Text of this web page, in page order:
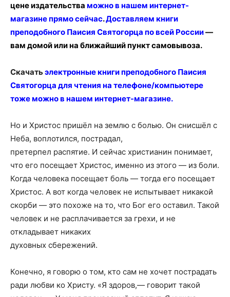
цене издательства можно в нашем интернет-
магазине прямо сейчас.Доставляем книги
преподобного Паисия Святогорца по всей России—
вам домой или на ближайший пункт самовывоза.
Скачатьэлектронные книги преподобного Паисия
Святогорца для чтения на телефоне/компьютере
тоже можно в нашем интернет-магазине.
Но и Христос пришёл на землю с болью. Он снисшёл с
Неба, воплотился, пострадал,
претерпел распятие. И сейчас христианин понимает,
что его посещает Христос, именно из этого — из боли.
Когда человека посещает боль — тогда его посещает
Христос. А вот когда человек не испытывает никакой
скорби — это похоже на то, что Бог его оставил. Такой
человек и не расплачивается за грехи, и не
откладывает никаких
духовных сбережений.
Конечно, я говорю о том, кто сам не хочет пострадать
ради любви ко Христу. «Я здоров,— говорит такой